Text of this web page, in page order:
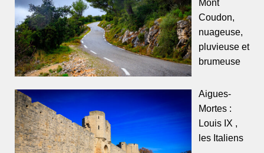
Mont
Coudon,
nuageuse,
pluvieuse et
brumeuse
Aigues-
Mortes :
Louis IX ,
les Italiens